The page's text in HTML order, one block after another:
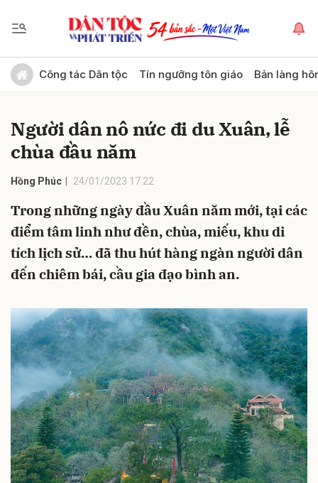
Công tác Dân tộc Tín ngưỡng tôn giáo Bản làng
Người dân nô nức đi du Xuân, lễ
chùa đầu năm
Hồng Phúc 24/01/2023 17:22
Trong những ngày đầu Xuân năm mới, tại các
điểm tâm linh như đền, chùa, miếu, khu di
tích lịch sử… đã thu hút hàng ngàn người dân
đến chiêm bái, cầu gia đạo bình an.
Gửi bình luận
Hủy Gửi